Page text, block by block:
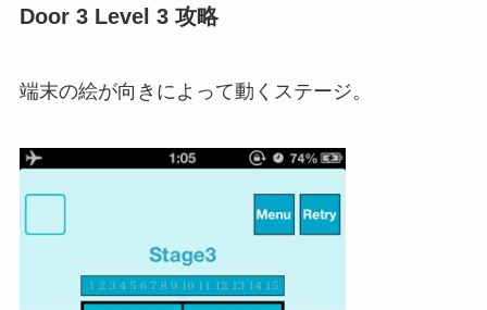
Door 3 Level 3 攻略
端末の絵が向きによって動くステージ。